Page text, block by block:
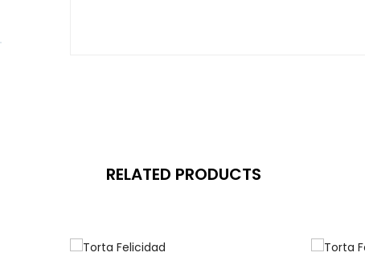
RELATED PRODUCTS